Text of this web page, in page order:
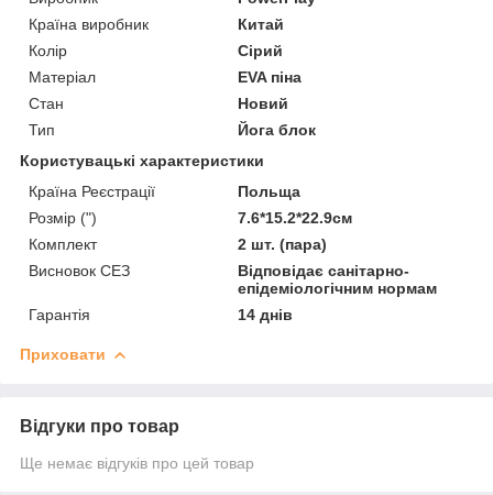
Країна виробник
Китай
Колір
Сірий
Матеріал
EVA піна
Стан
Новий
Тип
Йога блок
Користувацькі характеристики
Країна Реєстрації
Польща
Розмір (")
7.6*15.2*22.9cм
Комплект
2 шт. (пара)
Висновок СЕЗ
Відповідає санітарно-
епідеміологічним нормам
Гарантія
14 днів
Приховати
Відгуки про товар
Ще немає відгуків про цей товар